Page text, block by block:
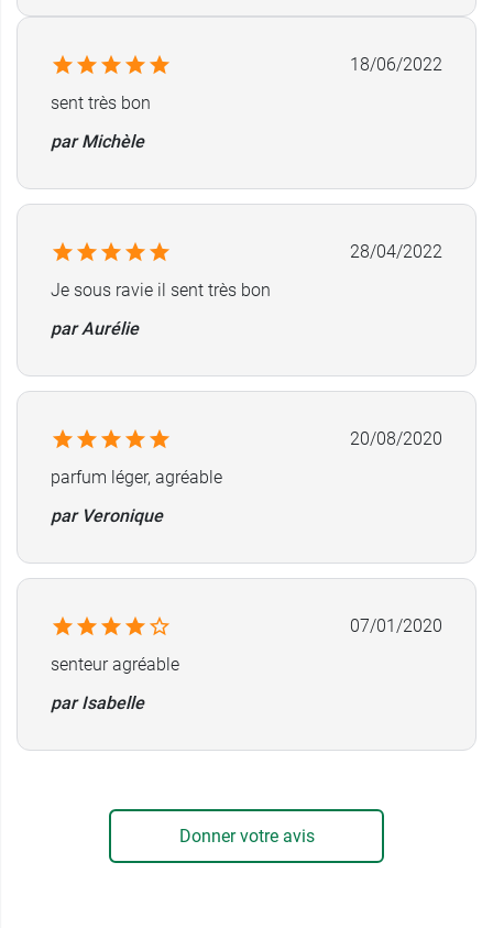
Offre promotionnelle : flacon de 100 ml +
18/06/2022
sent très bon
par Michèle
28/04/2022
Je sous ravie il sent très bon
par Aurélie
20/08/2020
parfum léger, agréable
par Veronique
07/01/2020
senteur agréable
par Isabelle
Donner votre avis